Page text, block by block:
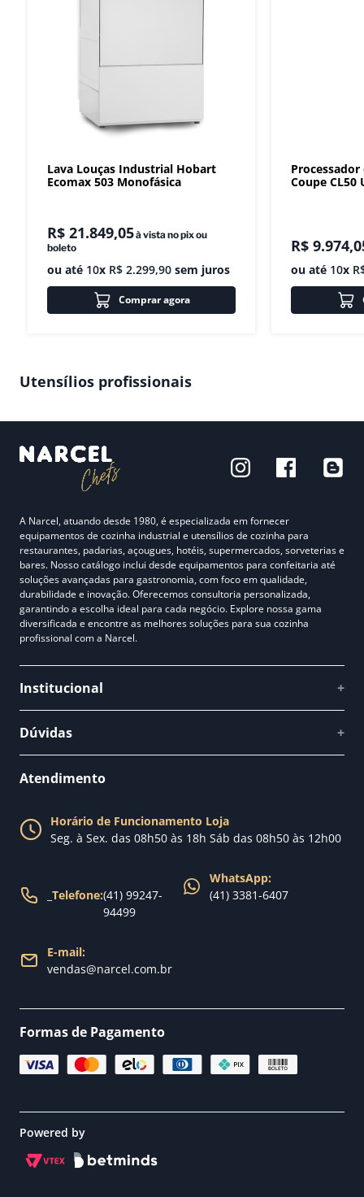
Lava Louças Industrial Hobart
Ecomax 503 Monofásica
R$ 21.849,05à vista no pix ou
boleto
ou até 10x R$ 2.299,90 sem juros
Comprar agora
Coupe CL50
R$ 9.974,
ou até 10x
Utensílios profissionais
A Narcel, atuando desde 1980, é especializada em fornecer
equipamentos de cozinha industrial e utensílios de cozinha para
restaurantes, padarias, açougues, hotéis, supermercados, sorveterias e
bares. Nosso catálogo inclui desde equipamentos para confeitaria até
soluções avançadas para gastronomia, com foco em qualidade,
durabilidade e inovação. Oferecemos consultoria personalizada,
garantindo a escolha ideal para cada negócio. Explore nossa gama
diversificada e encontre as melhores soluções para sua cozinha
profissional com a Narcel.
Institucional +
Fale conosco
Nossa loja
Dúvidas +
Política de Trocas
Política de Entrega
Atendimento
Horário de Funcionamento Loja
Seg. à Sex. das 08h50 às 18h Sáb das 08h50 às 12h00
Telefone:(41) 99247-
94499
WhatsApp:
(41) 3381-6407
E-mail:
vendas@narcel.com.br
Formas de Pagamento
Powered by